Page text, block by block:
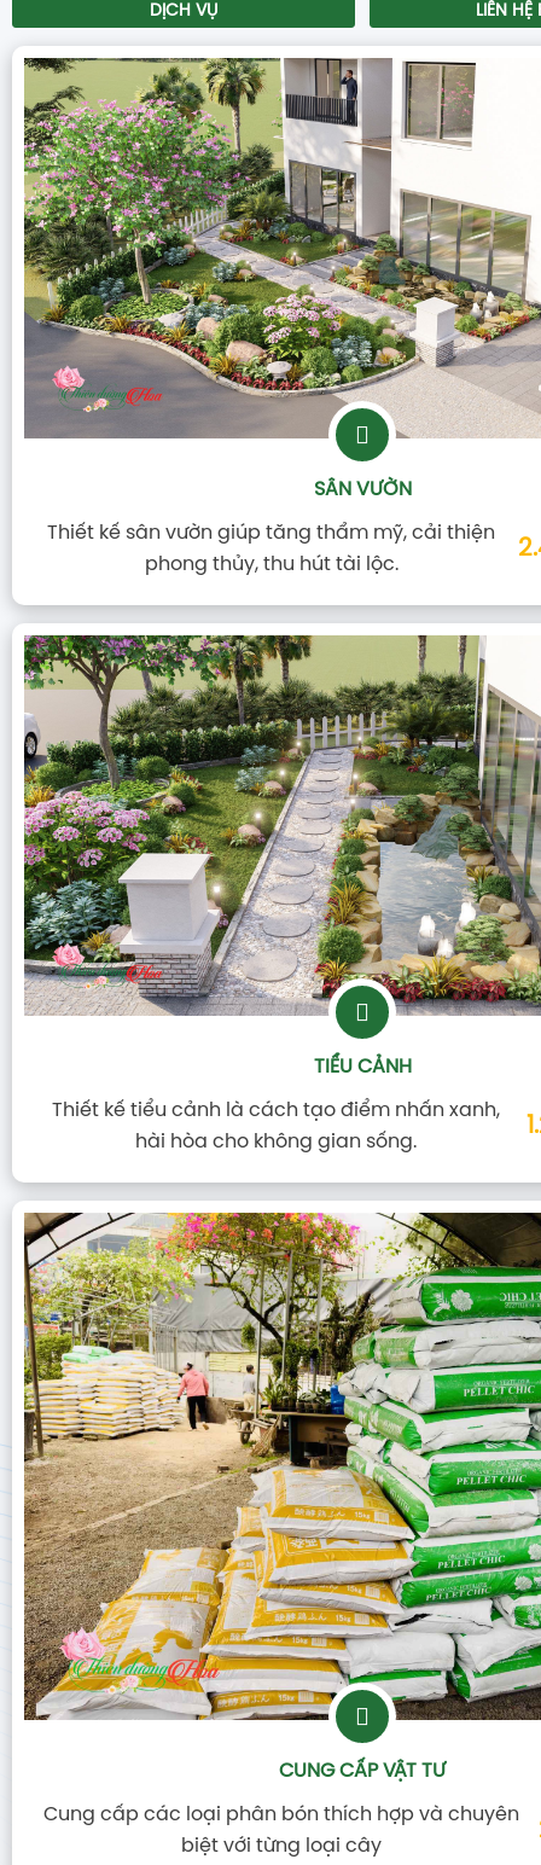
DỊCH VỤ LIÊN
SÂN VƯỜN
Thiết kế sân vườn giúp tăng thẩm mỹ, cải thiện
phong thủy, thu hút tài lộc.
TIỂU CẢNH
Thiết kế tiểu cảnh là cách tạo điểm nhấn xanh,
hài hòa cho không gian sống.
CUNG CẤP VẬT TƯ
Cung cấp các loại phân bón thích hợp và chuyên
biệt với từng loại cây